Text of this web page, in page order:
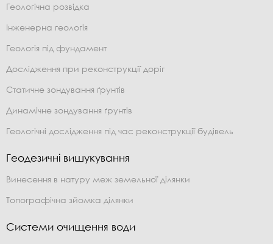
Геологічна розвідка
Інженерна геологія
Геологія під фундамент
Дослідження при реконструкції доріг
Статичне зондування ґрунтів
Динамічне зондування ґрунтів
Геологічні дослідження під час реконструкції будівель
Геодезичні вишукування
Винесення в натуру меж земельної ділянки
Топографічна зйомка ділянки
Системи очищення води